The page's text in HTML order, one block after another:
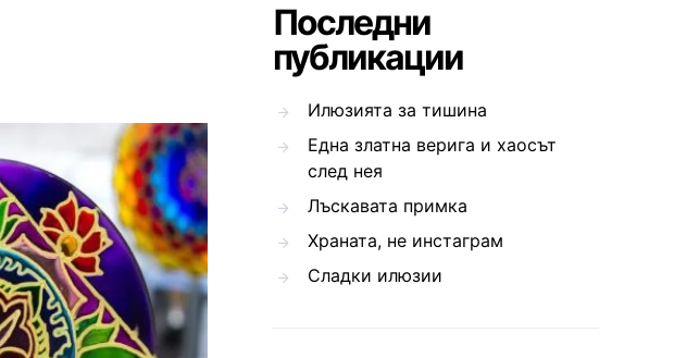
Последни
публикации
Илюзията за тишина
Една златна верига и хаосът
след нея
Лъскавата примка
Храната, не инстаграм
Сладки илюзии